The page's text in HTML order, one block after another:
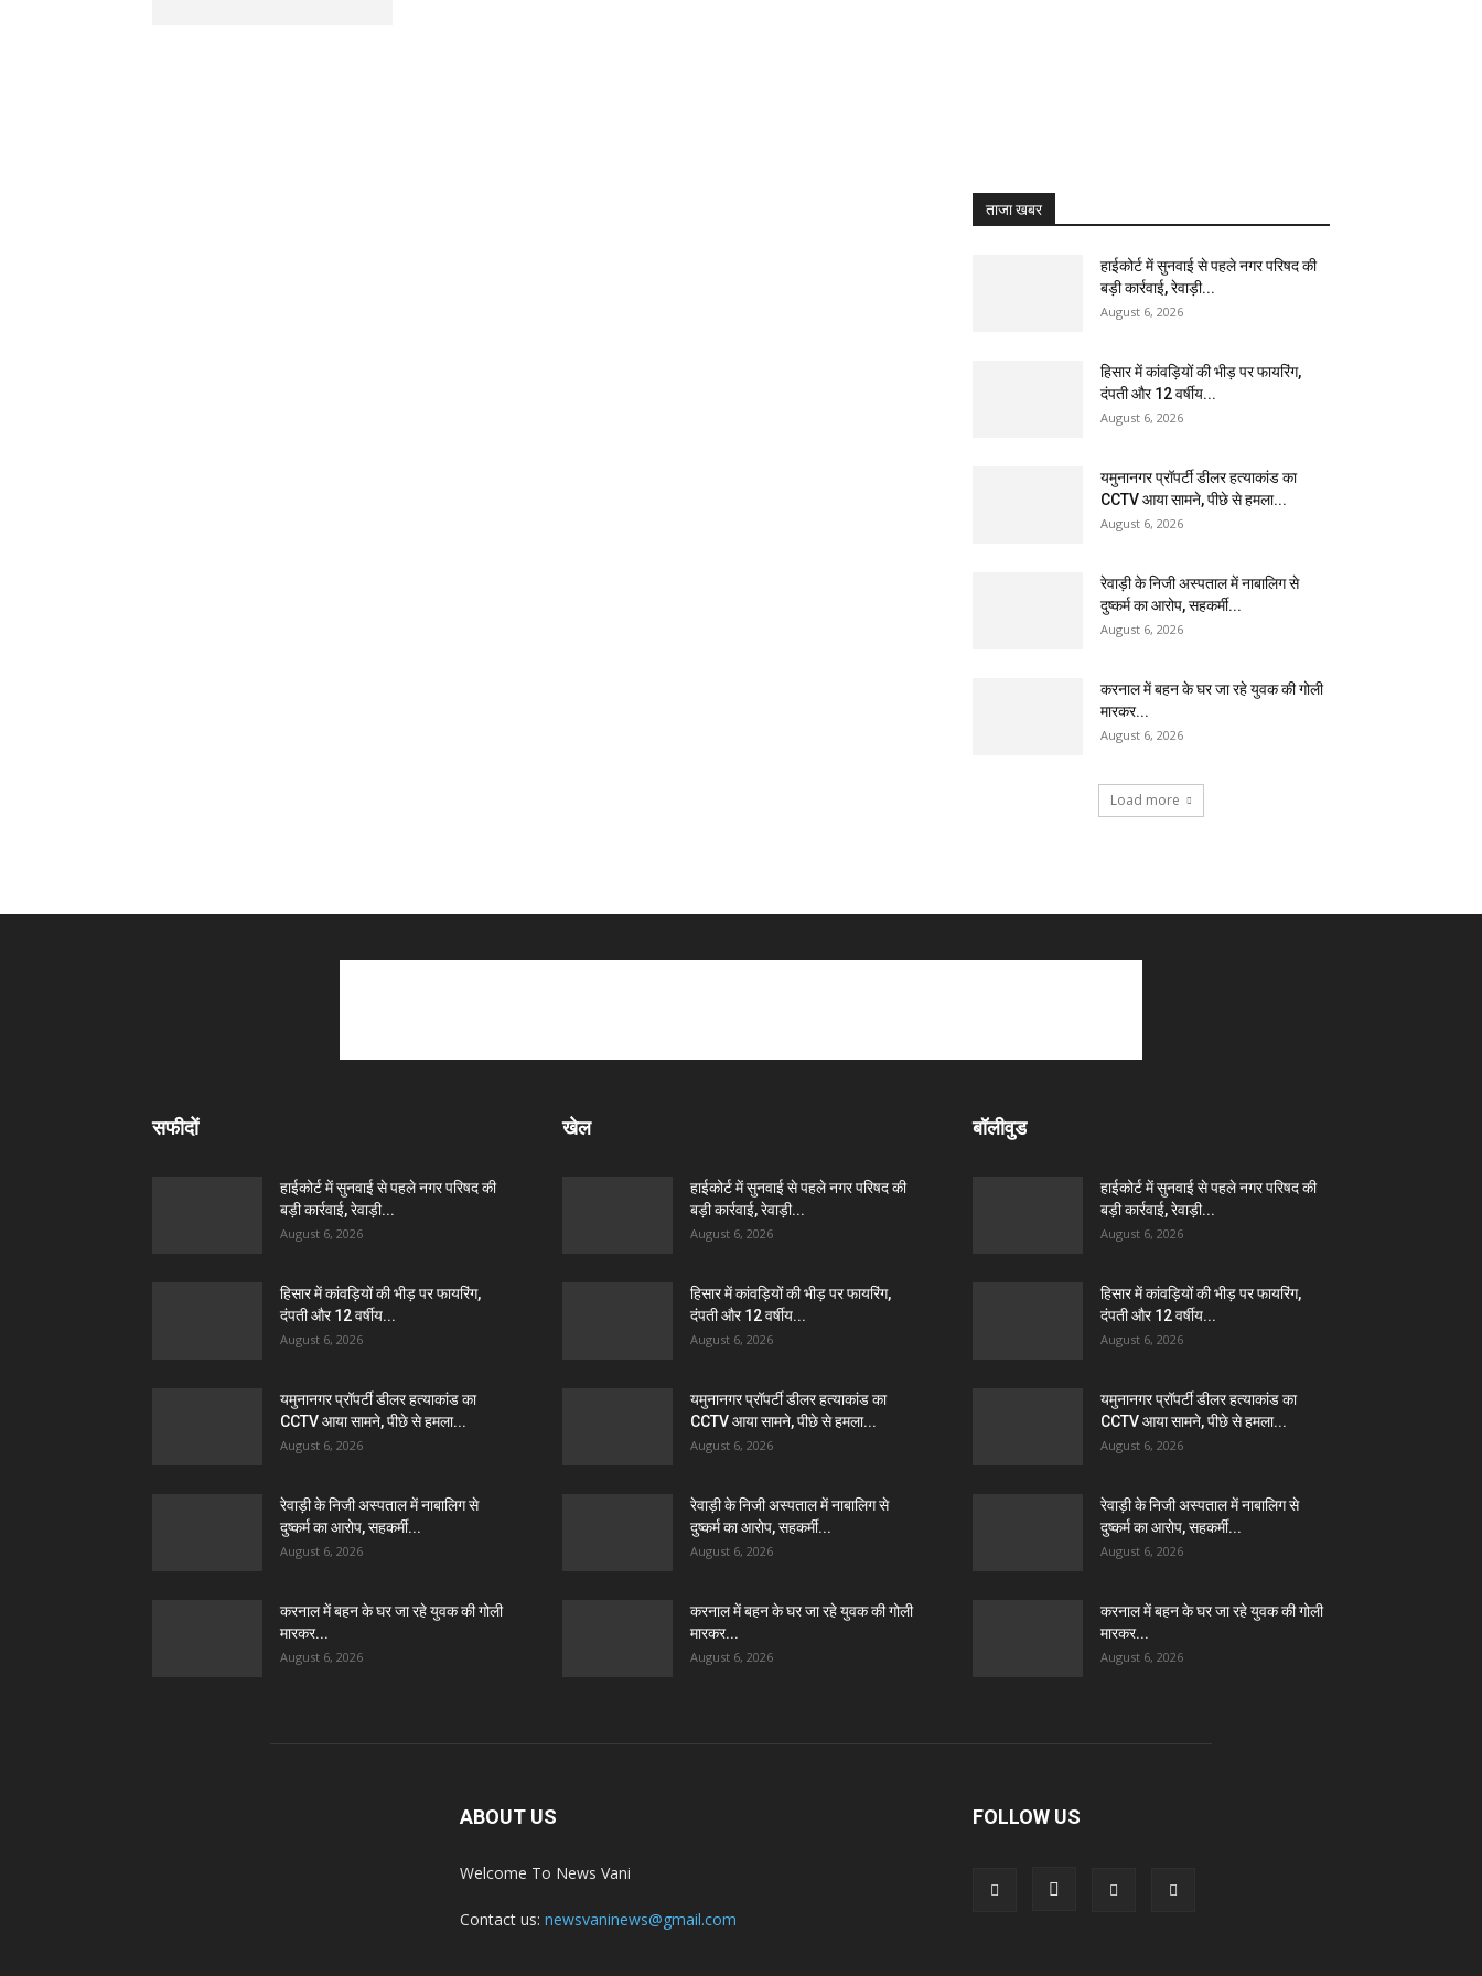
ताजा खबर
हाईकोर्ट में सुनवाई से पहले नगर परिषद की
बड़ी कार्रवाई, रेवाड़ी...
August 6, 2026
हिसार में कांवड़ियों की भीड़ पर फायरिंग,
दंपती और 12 वर्षीय...
August 6, 2026
यमुनानगर प्रॉपर्टी डीलर हत्याकांड का
CCTV आया सामने, पीछे से हमला...
August 6, 2026
रेवाड़ी के निजी अस्पताल में नाबालिग से
दुष्कर्म का आरोप, सहकर्मी...
August 6, 2026
करनाल में बहन के घर जा रहे युवक की गोली
मारकर...
August 6, 2026
Load more
सफीदों
हाईकोर्ट में सुनवाई से पहले नगर परिषद की
बड़ी कार्रवाई, रेवाड़ी...
August 6, 2026
हिसार में कांवड़ियों की भीड़ पर फायरिंग,
दंपती और 12 वर्षीय...
August 6, 2026
यमुनानगर प्रॉपर्टी डीलर हत्याकांड का
CCTV आया सामने, पीछे से हमला...
August 6, 2026
रेवाड़ी के निजी अस्पताल में नाबालिग से
दुष्कर्म का आरोप, सहकर्मी...
August 6, 2026
करनाल में बहन के घर जा रहे युवक की गोली
मारकर...
August 6, 2026
खेल
हाईकोर्ट में सुनवाई से पहले नगर परिषद की
बड़ी कार्रवाई, रेवाड़ी...
August 6, 2026
हिसार में कांवड़ियों की भीड़ पर फायरिंग,
दंपती और 12 वर्षीय...
August 6, 2026
यमुनानगर प्रॉपर्टी डीलर हत्याकांड का
CCTV आया सामने, पीछे से हमला...
August 6, 2026
रेवाड़ी के निजी अस्पताल में नाबालिग से
दुष्कर्म का आरोप, सहकर्मी...
August 6, 2026
करनाल में बहन के घर जा रहे युवक की गोली
मारकर...
August 6, 2026
बॉलीवुड
हाईकोर्ट में सुनवाई से पहले नगर परिषद की
बड़ी कार्रवाई, रेवाड़ी...
August 6, 2026
हिसार में कांवड़ियों की भीड़ पर फायरिंग,
दंपती और 12 वर्षीय...
August 6, 2026
यमुनानगर प्रॉपर्टी डीलर हत्याकांड का
CCTV आया सामने, पीछे से हमला...
August 6, 2026
रेवाड़ी के निजी अस्पताल में नाबालिग से
दुष्कर्म का आरोप, सहकर्मी...
August 6, 2026
करनाल में बहन के घर जा रहे युवक की गोली
मारकर...
August 6, 2026
ABOUT US
Welcome To News Vani
Contact us: newsvaninews@gmail.com
FOLLOW US